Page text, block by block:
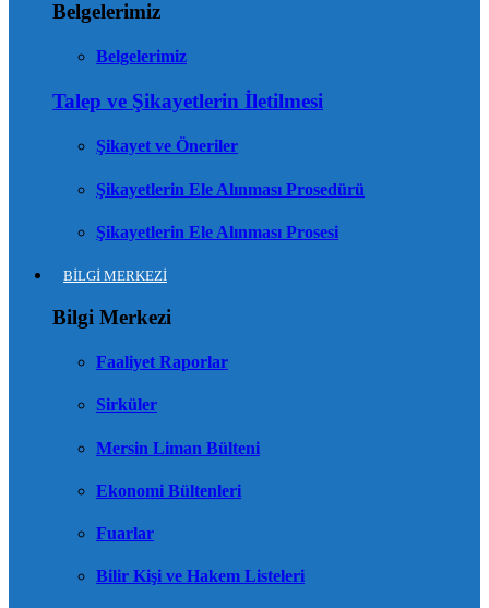
Belgelerimiz
Belgelerimiz
Talep ve Şikayetlerin İletilmesi
Şikayet ve Öneriler
Şikayetlerin Ele Alınması Prosedürü
Şikayetlerin Ele Alınması Prosesi
BİLGİ MERKEZİ
Bilgi Merkezi
Faaliyet Raporlar
Sirküler
Mersin Liman Bülteni
Ekonomi Bültenleri
Fuarlar
Bilir Kişi ve Hakem Listeleri